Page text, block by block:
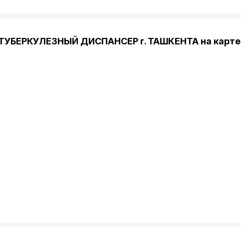
ДИСПАНСЕР г. ТАШКЕНТА на карте